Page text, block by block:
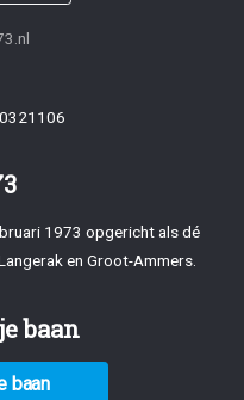
1973 opgericht als dé
en Groot-Ammers.
baan
baan